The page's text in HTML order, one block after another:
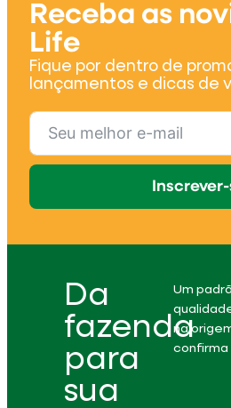
Receba as
Life
Fique por dentro de
lançamentos e dicas de
Da
fazenda
para
sua
Um
na
confirma